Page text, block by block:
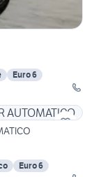
Euro 6
Euro 6